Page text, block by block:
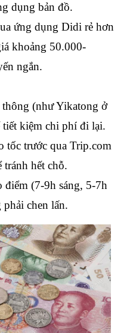
dụng bản đồ.
ứng dụng Didi rẻ hơn
khoảng 50.000-
ngắn.
(như Yikatong ở
kiệm chi phí đi lại.
tốc trước qua Trip.com
tránh hết chỗ.
điểm (7-9h sáng, 5-7h
chen lấn.